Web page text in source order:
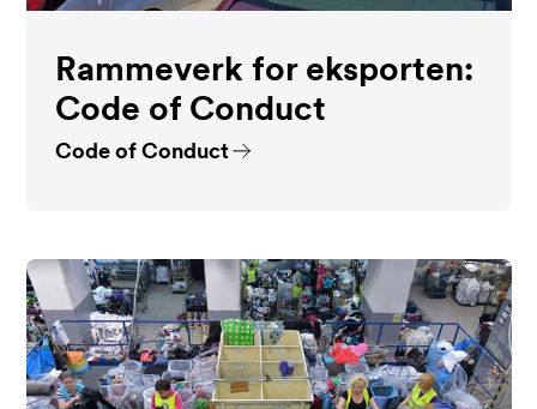
Rammeverk for eksporten:
Code of Conduct
Code of Conduct